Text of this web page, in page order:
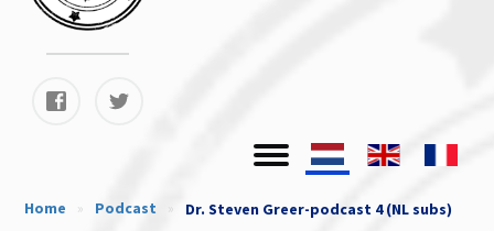
Home » Podcast » Dr. Steven Greer-podcast 4 (NL subs)